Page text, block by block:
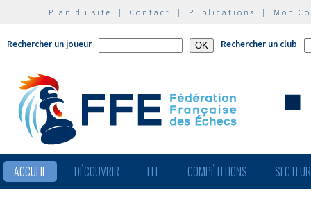
Plan du site | Contact | Publications | Mon
Rechercher un joueur Rechercher un club
ACCUEIL DÉCOUVRIR FFE COMPÉTITIONS